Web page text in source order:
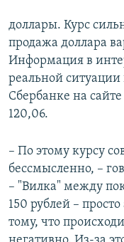
доллары. Курс
продажа доллара
Информация в
реальной ситуации
Сбербанке на сайте
120,06.
– По этому курсу
бессмысленно, –
– "Вилка" между
150 рублей –
тому, что